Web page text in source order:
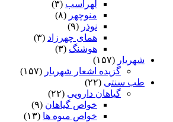
لهراسب (۳)
منوچهر (۸)
نوذر (۹)
هماى چهرزاد (۳)
هوشنگ (۳)
شهریار (۱۵۷)
گزیده اشعار شهریار (۱۵۷)
طب سنتی (۲۲)
گیاهان دارویی (۲۲)
خواص گیاهان (۹)
خواص میوه ها (۱۳)